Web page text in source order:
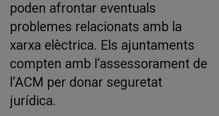
poden afrontar eventuals
problemes relacionats amb la
xarxa elèctrica. Els ajuntaments
compten amb l’assessorament de
l’ACM per donar seguretat
jurídica.